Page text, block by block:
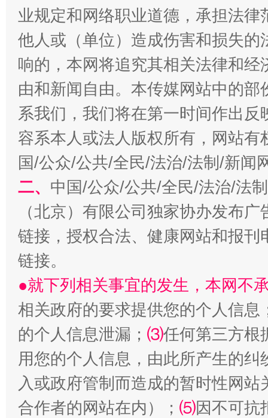
习近平的博鳌关键词
魏明亮
“刷贴”乱象丛生
生
揭批美国五大"原罪" "炒
业规定和网络职业道德，承担法
他人或（单位）造成伤害和损失
响的，本网将追究其相关法律和
由和新闻自由。本传媒网站中的
系我们，我们将在第一时间作出
容系本人或法人版权所有，网站
国/公众/公共/全民/法治/法制/新闻
二、 中国/公众/公共/全民/法治/法
（北京）有限公司独家协办发布
链接，授权合法、健康网站和报
链接。
●就下列相关事宜的发生，本网不
相关政府的要求提供您的个人信息
的个人信息泄漏； ⑶任何第三方根
用您的个人信息，由此所产生的纠
入或政府管制而造成的暂时性网
合作者的网站在内）； ⑸因不可抗